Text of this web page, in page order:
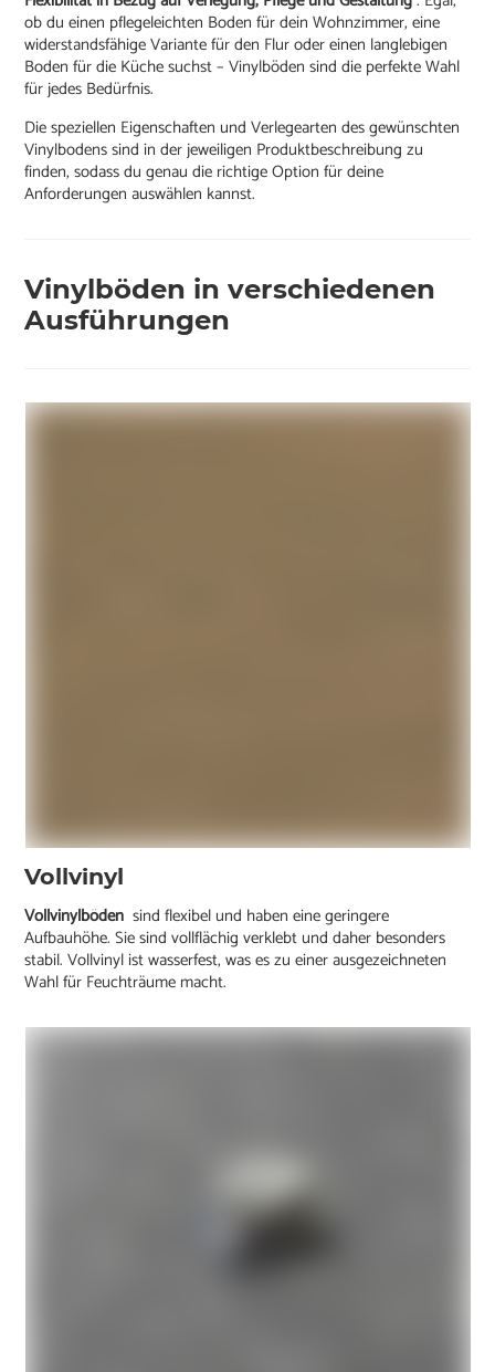
ob du einen pflegeleichten Boden für dein Wohnzimmer, eine
widerstandsfähige Variante für den Flur oder einen langlebigen
Boden für die Küche suchst – Vinylböden sind die perfekte Wahl
für jedes Bedürfnis.
Die speziellen Eigenschaften und Verlegearten des gewünschten
Vinylbodens sind in der jeweiligen Produktbeschreibung zu
finden, sodass du genau die richtige Option für deine
Anforderungen auswählen kannst.
Vinylböden in verschiedenen
Ausführungen
Vollvinyl
Vollvinylbödensind flexibel und haben eine geringere
Aufbauhöhe. Sie sind vollflächig verklebt und daher besonders
stabil. Vollvinyl ist wasserfest, was es zu einer ausgezeichneten
Wahl für Feuchträume macht.